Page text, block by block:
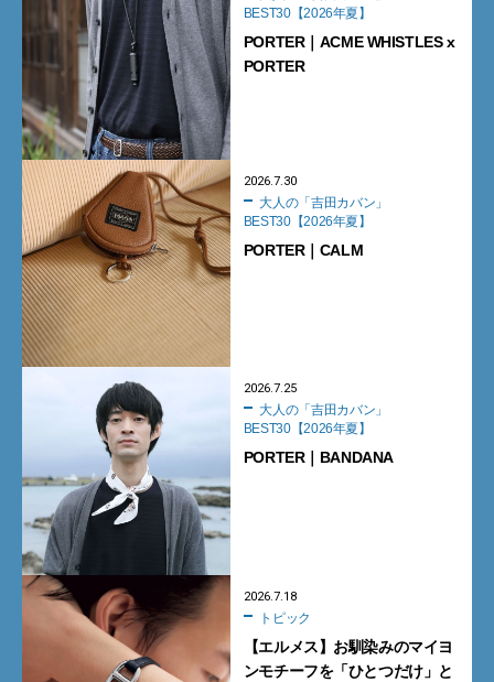
BEST30【2026年夏】
PORTER｜ACME WHISTLES x
PORTER
2026.7.30
BEST30【2026年夏】
PORTER｜CALM
2026.7.25
BEST30【2026年夏】
PORTER｜BANDANA
2026.7.18
トピック
【エルメス】お馴染みのマイヨ
ンモチーフを「ひとつだけ」と